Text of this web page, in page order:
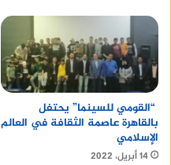
“القومي للسينما” يحتفل
بالقاهرة عاصمة الثقافة في العالم
الإسلامي
14 أبريل، 2022